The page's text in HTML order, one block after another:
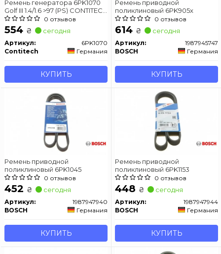
Ремень генератора 6PK1070
Golf III 1.4/1.6 >97 (PS) CONTITECH
6PK1070
0 отзывов
554 ₴ сегодня
Артикул:
6PK1070
Contitech
Германия
КУПИТЬ
Ремень приводной
поликлиновый 6PK905x
0 отзывов
614 ₴ сегодня
Артикул:
1987945747
BOSCH
Германия
КУПИТЬ
Ремень приводной
поликлиновый 6PK1045
0 отзывов
452 ₴ сегодня
Артикул:
1987947940
BOSCH
Германия
КУПИТЬ
Ремень приводной
поликлиновый 6PK1153
0 отзывов
448 ₴ сегодня
Артикул:
1987947944
BOSCH
Германия
КУПИТЬ